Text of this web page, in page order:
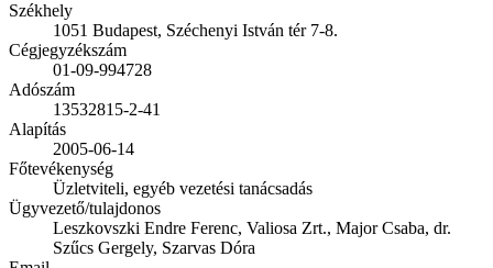
Székhely
1051 Budapest, Széchenyi István tér 7-8.
Cégjegyzékszám
01-09-994728
Adószám
13532815-2-41
Alapítás
2005-06-14
Főtevékenység
Üzletviteli, egyéb vezetési tanácsadás
Ügyvezető/tulajdonos
Leszkovszki Endre Ferenc, Valiosa Zrt., Major Csaba, dr.
Szűcs Gergely, Szarvas Dóra